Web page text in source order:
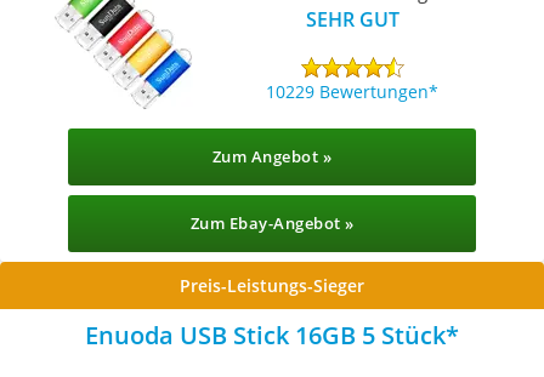
SEHR GUT
10229 Bewertungen
Zum Angebot »
Zum Ebay-Angebot »
Preis-Leistungs-Sieger
Enuoda USB Stick 16GB 5 Stück